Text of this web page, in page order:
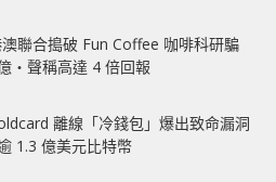
聯合搗破 Fun Coffee 咖啡科研騙
‧聲稱高達 4 倍回報
離線「冷錢包」爆出致命漏洞
1.3 億美元比特幣